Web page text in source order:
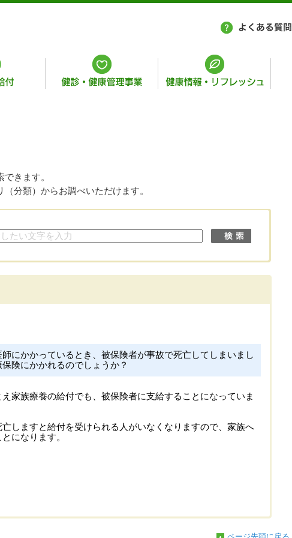
きます。
分類）からお調べいただけます。
にかかっているとき、被保険者が事故で死亡してしまいまし
険にかかれるのでしょうか？
家族療養の給付でも、被保険者に支給することになっていま
しますと給付を受けられる人がいなくなりますので、家族へ
になります。